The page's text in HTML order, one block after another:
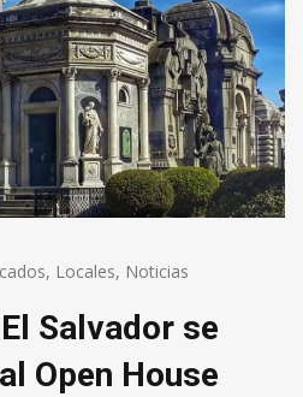
, Locales, Noticias
Salvador se
Open House